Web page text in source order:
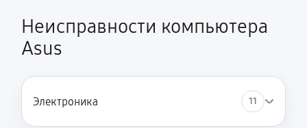
Неисправности компьютера
Asus
Электроника 11